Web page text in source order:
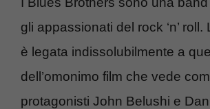
gli appassionati del rock ‘n’ roll.
è legata indissolubilmente a
dell’omonimo film che vede
protagonisti John Belushi e